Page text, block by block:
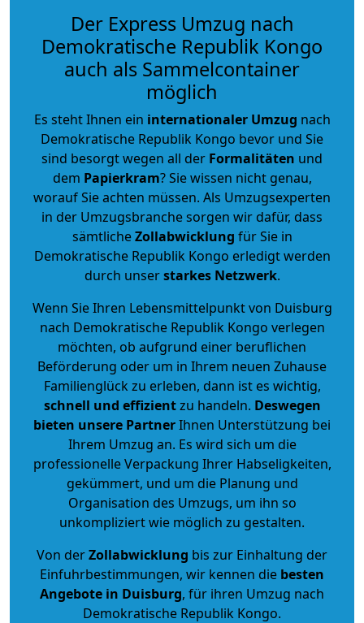
Der Express Umzug nach
Demokratische Republik Kongo
auch als Sammelcontainer
möglich
Es steht Ihnen ein internationaler Umzug nach
Demokratische Republik Kongo bevor und Sie
sind besorgt wegen all der Formalitäten und
dem Papierkram? Sie wissen nicht genau,
worauf Sie achten müssen. Als Umzugsexperten
in der Umzugsbranche sorgen wir dafür, dass
sämtlicheZollabwicklung für Sie in
Demokratische Republik Kongo erledigt werden
durch unserstarkes Netzwerk.
Wenn Sie Ihren Lebensmittelpunkt von Duisburg
nach Demokratische Republik Kongo verlegen
möchten, ob aufgrund einer beruflichen
Beförderung oder um in Ihrem neuen Zuhause
Familienglück zu erleben, dann ist es wichtig,
schnell und effizientzu handeln. Deswegen
bieten unsere PartnerIhnen Unterstützung bei
Ihrem Umzug an. Es wird sich um die
professionelle Verpackung Ihrer Habseligkeiten,
gekümmert, und um die Planung und
Organisation des Umzugs, um ihn so
unkompliziert wie möglich zu gestalten.
Von derZollabwicklung bis zur Einhaltung der
Einfuhrbestimmungen, wir kennen die besten
Angebote in Duisburg, für ihren Umzug nach
Demokratische Republik Kongo.